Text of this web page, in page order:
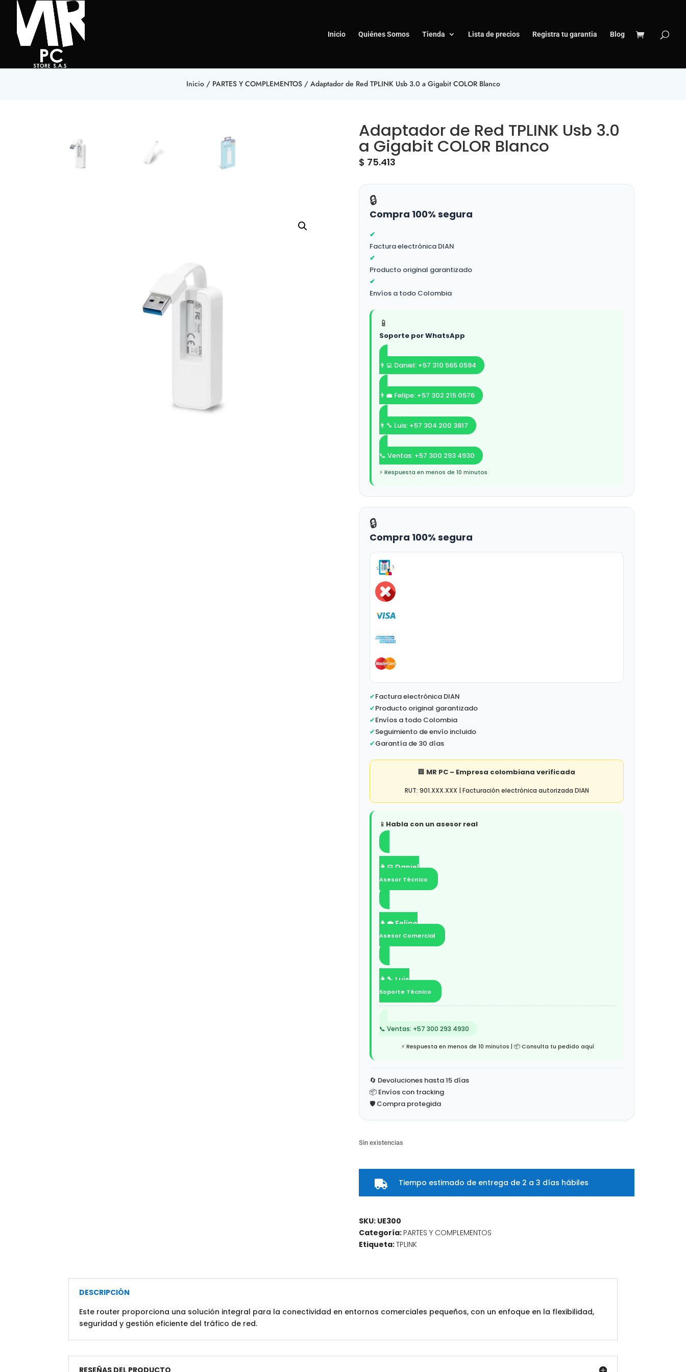
Inicio Quiénes Somos Tienda Lista de precios Registra tu garantia Blog
Inicio/ PARTES Y COMPLEMENTOS/ Adaptador de Red TPLINK Usb 3.0 a Gigabit COLOR Blanco
Adaptador de Red TPLINK Usb 3.0
a Gigabit COLOR Blanco
$ 75.413
🔒
Compra 100% segura
✔
Factura electrónica DIAN
✔
Producto original garantizado
✔
Envíos a todo Colombia
📱
Soporte por WhatsApp
👨‍💻 Daniel: +57 310 565 0594
👨‍💼 Felipe: +57 302 215 0576
👨‍🔧 Luis: +57 304 200 3817
📞 Ventas: +57 300 293 4930
⚡ Respuesta en menos de 10 minutos
🔒
Compra 100% segura
✔Factura electrónica DIAN
✔Producto original garantizado
✔Envíos a todo Colombia
✔Seguimiento de envío incluido
✔Garantía de 30 días
🏢 MR PC – Empresa colombiana verificada
RUT: 901.XXX.XXX | Facturación electrónica autorizada DIAN
📱 Habla con un asesor real
👨‍💻 Daniel
Asesor Técnico
👨‍💼 Felipe
Asesor Comercial
👨‍🔧 Luis
Soporte Técnico
📞 Ventas: +57 300 293 4930
⚡ Respuesta en menos de 10 minutos | 📦 Consulta tu pedido aquí
🔄 Devoluciones hasta 15 días
📦 Envíos con tracking
🛡️ Compra protegida
Sin existencias
 Tiempo estimado de entrega de 2 a 3 días hábiles
SKU: UE300
Categoría: PARTES Y COMPLEMENTOS
Etiqueta:TPLINK
DESCRIPCIÓN
Este router proporciona una solución integral para la conectividad en entornos comerciales pequeños, con un enfoque en la flexibilidad,
seguridad y gestión eficiente del tráfico de red.
RESEÑAS DEL PRODUCTO